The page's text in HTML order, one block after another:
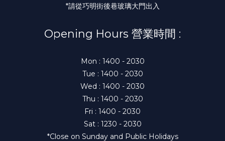
*請從巧明街後巷玻璃大門出入
Opening Hours 營業時間 :
Mon : 1400 - 2030
Tue : 1400 - 2030
Wed : 1400 - 2030
Thu : 1400 - 2030
Fri : 1400 - 2030
Sat : 1230 - 2030
*Close on Sunday and Public Holidays